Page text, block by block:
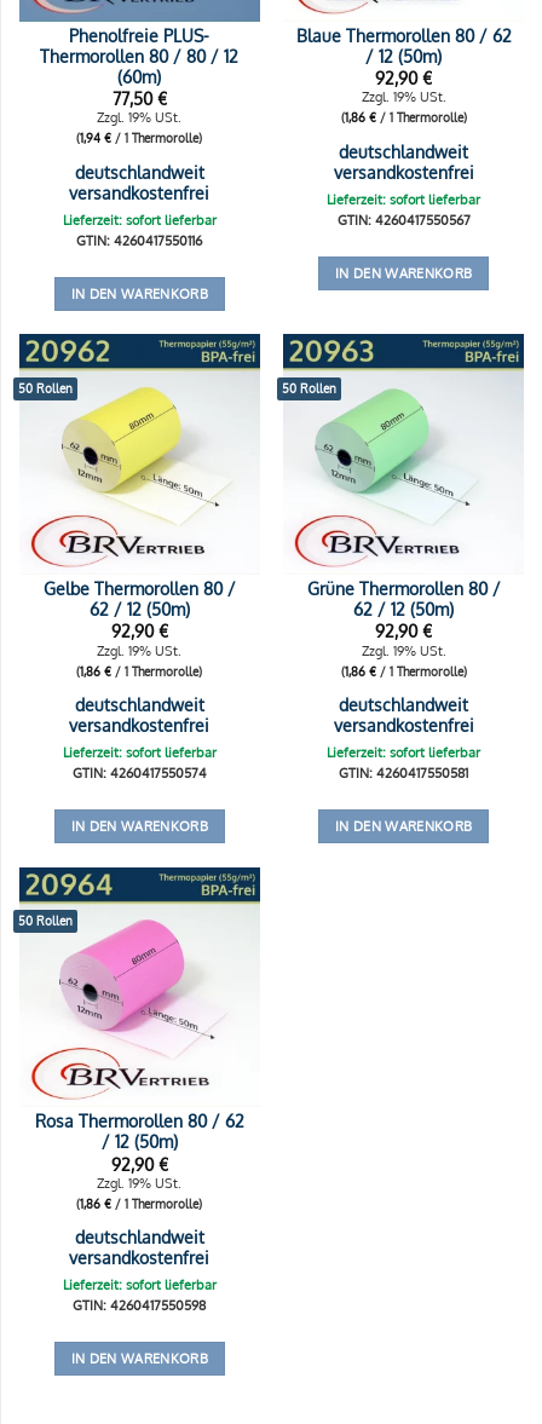
Phenolfreie PLUS-
Thermorollen 80 / 80 / 12
(60m)
77,50€
Zzgl. 19% USt.
(1,94€ / 1 Thermorolle)
deutschlandweit
versandkostenfrei
Lieferzeit: sofort lieferbar
GTIN: 4260417550116
IN DEN WARENKORB
Blaue Thermorollen 80 / 62
/ 12 (50m)
92,90€
Zzgl. 19% USt.
(1,86 €/ 1 Thermorolle)
deutschlandweit
versandkostenfrei
Lieferzeit: sofort lieferbar
GTIN: 4260417550567
IN DEN WARENKORB
50 Rollen
Gelbe Thermorollen 80 /
62 / 12 (50m)
92,90€
Zzgl. 19% USt.
(1,86€ / 1 Thermorolle)
deutschlandweit
versandkostenfrei
Lieferzeit: sofort lieferbar
GTIN: 4260417550574
IN DEN WARENKORB
50 Rollen
Grüne Thermorollen 80 /
62 / 12 (50m)
92,90€
Zzgl. 19% USt.
(1,86 €/ 1 Thermorolle)
deutschlandweit
versandkostenfrei
Lieferzeit: sofort lieferbar
GTIN: 4260417550581
IN DEN WARENKORB
50 Rollen
Rosa Thermorollen 80 / 62
/ 12 (50m)
92,90€
Zzgl. 19% USt.
(1,86€ / 1 Thermorolle)
deutschlandweit
versandkostenfrei
Lieferzeit: sofort lieferbar
GTIN: 4260417550598
IN DEN WARENKORB